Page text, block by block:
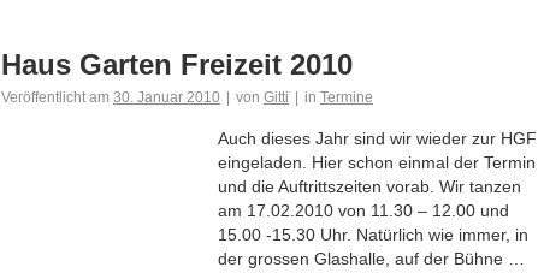
Haus Garten Freizeit 2010
Veröffentlicht am 30. Januar 2010 von Gitti in Termine
Auch dieses Jahr sind wir wieder zur HGF
eingeladen. Hier schon einmal der Termin
und die Auftrittszeiten vorab. Wir tanzen
am 17.02.2010 von 11.30 – 12.00 und
15.00 -15.30 Uhr. Natürlich wie immer, in
der grossen Glashalle, auf der Bühne …